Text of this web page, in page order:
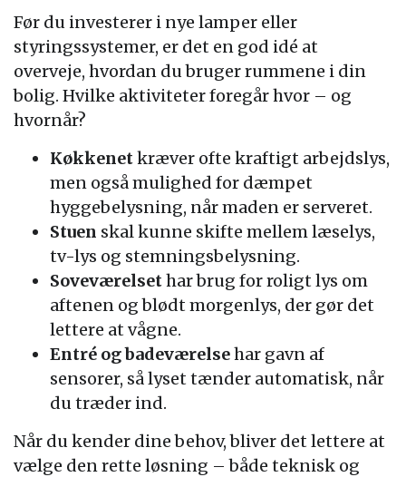
Før du investerer i nye lamper eller
styringssystemer, er det en god idé at
overveje, hvordan du bruger rummene i din
bolig. Hvilke aktiviteter foregår hvor – og
hvornår?
Køkkenetkræver ofte kraftigt arbejdslys,
men også mulighed for dæmpet
hyggebelysning, når maden er serveret.
Stuen skal kunne skifte mellem læselys,
tv-lys og stemningsbelysning.
Soveværelsethar brug for roligt lys om
aftenen og blødt morgenlys, der gør det
lettere at vågne.
Entré og badeværelsehar gavn af
sensorer, så lyset tænder automatisk, når
du træder ind.
Når du kender dine behov, bliver det lettere at
vælge den rette løsning – både teknisk og